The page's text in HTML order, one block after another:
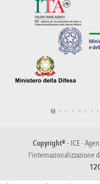
Copyright® - ICE -
l'internazionalizzazione